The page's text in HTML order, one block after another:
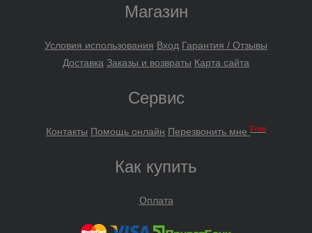
Магазин
Условия использования Вход Гарантия / Отзывы
Доставка Заказы и возвраты Карта сайта
Сервис
Контакты Помощь онлайн Перезвонить мне Free
Как купить
Оплата